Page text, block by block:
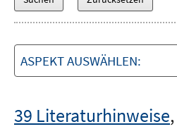
ASPEKT AUSWÄHLEN:
39 Literaturhinweise,